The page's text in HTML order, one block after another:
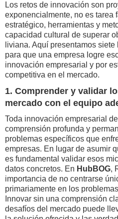
Los retos de innovación son
exponencialmente, no es tarea
estratégico, herramientas y
capacidad cultural de superar
liviana. Aquí presentamos
para que una empresa logre
innovación empresarial y por
competitiva en el mercado.
1. Comprender y validar
mercado con el equipo
Toda innovación empresarial
comprensión profunda y
problemas específicos que
empresas. En lugar de asumir
es fundamental validar esos
datos concretos. En HubBOG,
importancia de no centrarse
primariamente en los
Innovar sin una comprensión
desafíos del mercado puede